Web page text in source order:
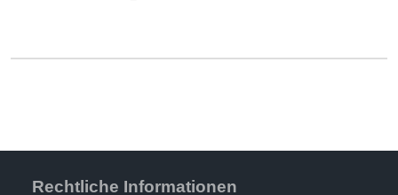
Rechtliche Informationen